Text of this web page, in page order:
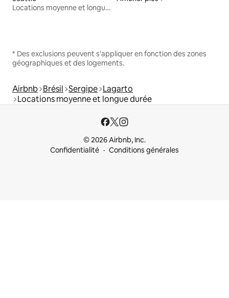
Locations moyenne et longue durée
* Des exclusions peuvent s'appliquer en fonction des zones
géographiques et des logements.
Airbnb Brésil Sergipe Lagarto
Locations moyenne et longue durée
© 2026 Airbnb, Inc.
Confidentialité
Conditions générales